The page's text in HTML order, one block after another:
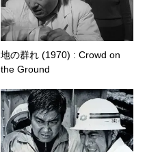
地の群れ (1970) : Crowd on
the Ground